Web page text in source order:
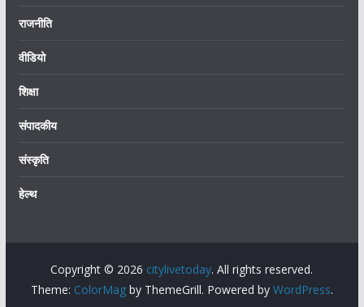
राजनीति
वीडियो
शिक्षा
संपादकीय
संस्कृति
हेल्थ
Copyright © 2026 citylivetoday. All rights reserved.
Theme: ColorMagby ThemeGrill. Powered by WordPress.